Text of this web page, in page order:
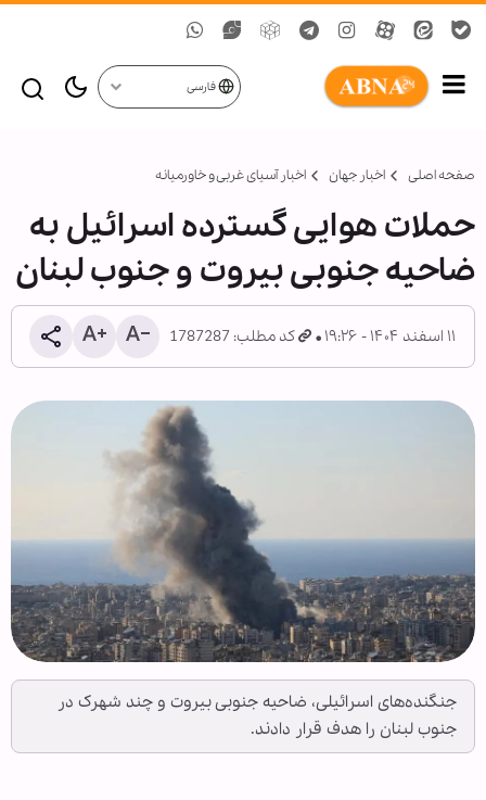
فارسی
صفحه اصلی اخبار جهان اخبار آسیای غربی و خاورمیانه
حملات هوایی گسترده اسرائیل به
ضاحیه جنوبی بیروت و جنوب لبنان
۱۱ اسفند ۱۴۰۴ - ۱۹:۲۶ کد مطلب: 1787287
جنگنده‌های اسرائیلی، ضاحیه جنوبی بیروت و چند شهرک در
جنوب لبنان را هدف قرار دادند.